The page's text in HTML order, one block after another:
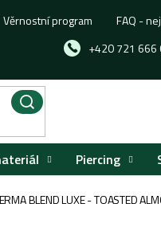
+420 721 666
Věrnostní program FAQ -
Piercing
BLEND LUXE - TOASTED